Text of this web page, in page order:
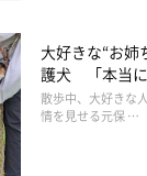
けません。
絞って…
大好きな“お姉
護犬 「本当に
表情にほっこり
散歩中、大好きな
情を見せる元保 …